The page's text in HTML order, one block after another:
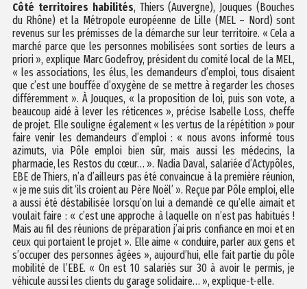
Côté territoires habilités, Thiers (Auvergne), Jouques (Bouches
du Rhône) et la Métropole européenne de Lille (MEL – Nord) sont
revenus sur les prémisses de la démarche sur leur territoire. « Cela a
marché parce que les personnes mobilisées sont sorties de leurs a
priori », explique Marc Godefroy, président du comité local de la MEL,
« les associations, les élus, les demandeurs d’emploi, tous disaient
que c’est une bouffée d’oxygène de se mettre à regarder les choses
différemment ». À Jouques, « la proposition de loi, puis son vote, a
beaucoup aidé à lever les réticences », précise Isabelle Loss, cheffe
de projet. Elle souligne également « les vertus de la répétition » pour
faire venir les demandeurs d’emploi : « nous avons informé tous
azimuts, via Pôle emploi bien sûr, mais aussi les médecins, la
pharmacie, les Restos du cœur… ». Nadia Daval, salariée d’Actypôles,
EBE de Thiers, n’a d’ailleurs pas été convaincue à la première réunion,
« je me suis dit ‘ils croient au Père Noël’ ». Reçue par Pôle emploi, elle
a aussi été déstabilisée lorsqu’on lui a demandé ce qu’elle aimait et
voulait faire : « c’est une approche à laquelle on n’est pas habitués !
Mais au fil des réunions de préparation j’ai pris confiance en moi et en
ceux qui portaient le projet ». Elle aime « conduire, parler aux gens et
s’occuper des personnes âgées », aujourd’hui, elle fait partie du pôle
mobilité de l’EBE. « On est 10 salariés sur 30 à avoir le permis, je
véhicule aussi les clients du garage solidaire… », explique-t-elle.